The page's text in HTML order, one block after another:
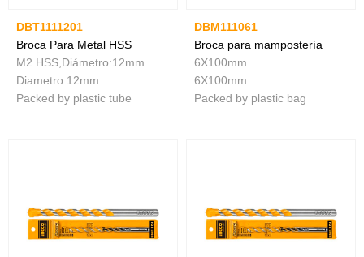
DBT1111201
Broca Para Metal HSS
M2 HSS,Diámetro:12mm
Diametro:12mm
Packed by plastic tube
DBM111061
Broca para mampostería
6X100mm
6X100mm
Packed by plastic bag